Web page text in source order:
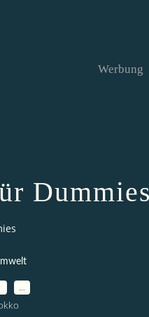
Werbung
Dummies